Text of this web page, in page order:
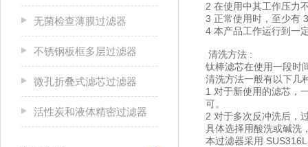
无菌检查薄膜过滤器
不锈钢板框多层过滤器
微孔折叠式滤芯过滤器
活性炭和液体精密过滤器
2 在使用中其工作压力
3 正常使用时，至少有
4 本产品工作运行到一
清洗方法 :
钛棒滤芯在使用一段时
清洗方法一般有以下几
1 对于新使用的滤芯，
可。
2 对于多次反冲洗后，
具体选择用酸洗或碱洗
本过滤器采用